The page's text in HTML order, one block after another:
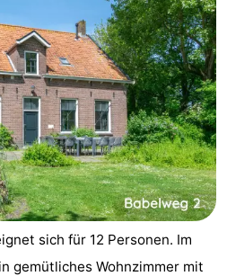
sich für 12 Personen. Im
gemütliches Wohnzimmer mit